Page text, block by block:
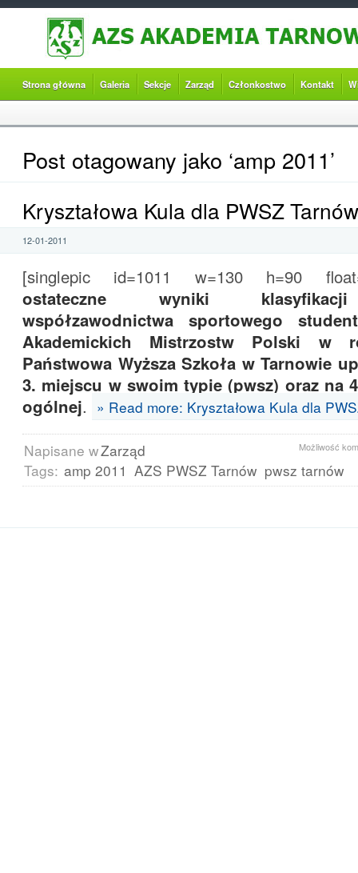
Strona główna Galeria Sekcje Zarząd Członkostwo Kontakt
Post otagowany jako ‘amp 2011’
Kryształowa Kula dla PWSZ Tarnów
12-01-2011
[singlepic id=1011 w=130 h=90
ostateczne wyniki
współzawodnictwa sportowego
Akademickich Mistrzostw Polski w
Państwowa Wyższa Szkoła w Tarnowie
3. miejscu w swoim typie (pwsz) oraz na
ogólnej. » Read more: Kryształowa Kula dla
Możliwość
Napisane wZarząd
Tags: amp 2011 AZS PWSZ Tarnów pwsz tarnów